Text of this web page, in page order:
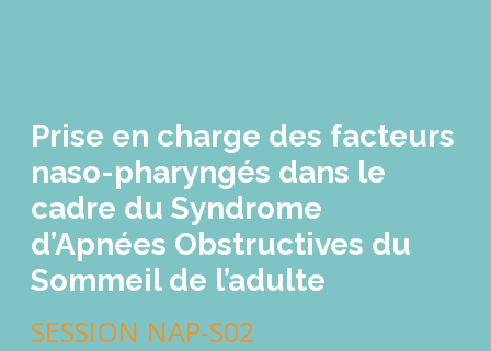
Prise en charge des facteurs
naso-pharyngés dans le
cadre du Syndrome
d’Apnées Obstructives du
Sommeil de l’adulte
SESSION NAP-S02